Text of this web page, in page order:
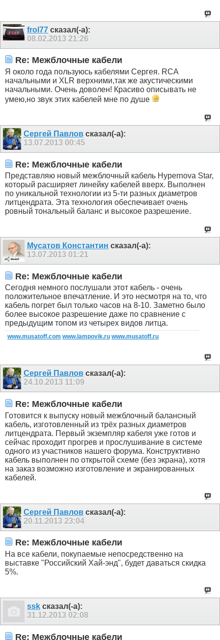
frol77 сказал(-а):
08.02.2013 21:26
Re: Межблочные кабели
Я около года пользуюсь кабелями Сергея. RCA
начальными и XLR верхними,так же акустическими
начальными. Очень доволен! Красиво описывать не
умею,но звук этих кабелей мне по душе
Сергей Павловсказал(-а):
13.07.2013 00:45
Re: Межблочные кабели
Представляю новый межблочный кабель Hypernova Star,
который расширяет линейку кабелей вверх. Выполнен
по уникальной технологии из 5-ти разных диаметров
литцендрата. Эта технология обеспечивает очень
ровный тональный баланс и высокое разрешение.
Мусатов Константин сказал(-а):
13.07.2013 01:21
Re: Межблочные кабели
Сегодня немного послушали этот кабель - очень
положительное впечатление. И это несмотря на то, что
кабель погрет был только часов на 8-10. Заметно было
более высокое разрешение даже по сравнение с
предыдущим топом из четырех видов литца.
www.musatoff.com www.lampovik.ru www.musatoff.ru
Сергей Павловсказал(-а):
24.10.2013 11:09
Re: Межблочные кабели
Готовится к выпуску новый межблочный балансный
кабель, изготовленный из трёх разных диаметров
литцендрата. Первый экземпляр кабеля уже готов и
сейчас проходит прогрев и прослушивание в системе
одного из участников нашего форума. Конструктивно
кабель выполнен по открытой схеме (без экрана), хотя
на заказ возможно изготовление и экранированных
кабелей.
Сергей Павловсказал(-а):
20.11.2013 23:04
Re: Межблочные кабели
На все кабели, покупаемые непосредственно на
выставке "Российский Хай-энд", будет даваться скидка
5%.
ssk сказал(-а):
31.12.2013 02:08
Re: Межблочные кабели